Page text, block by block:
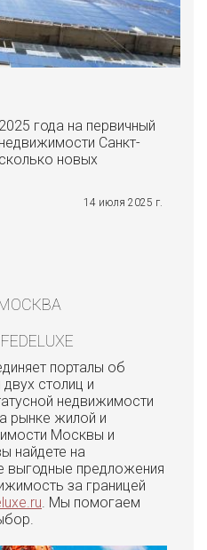
года на первичный
Санкт-
новых
14 июля 2025 г.
порталы об
столиц и
недвижимости
рынке жилой и
Москвы и
найдете на
выгодные предложения
за границей
. Мы помогаем